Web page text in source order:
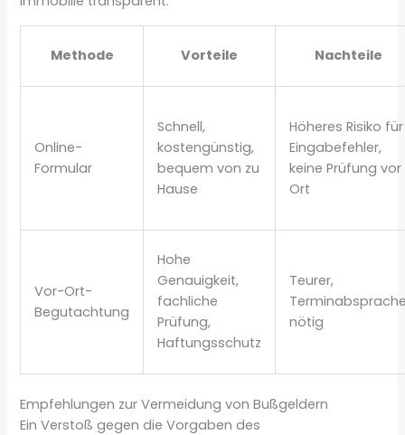
Methode Vorteile Nachteile
Online-
Formular
Schnell,
kostengünstig,
bequem von zu
Hause
Höheres Risiko für
Eingabefehler,
keine Prüfung vor
Ort
Vor-Ort-
Begutachtung
Hohe
Genauigkeit,
fachliche
Prüfung,
Haftungsschutz
Teurer,
nötig
Empfehlungen zur Vermeidung von Bußgeldern
Ein Verstoß gegen die Vorgaben des